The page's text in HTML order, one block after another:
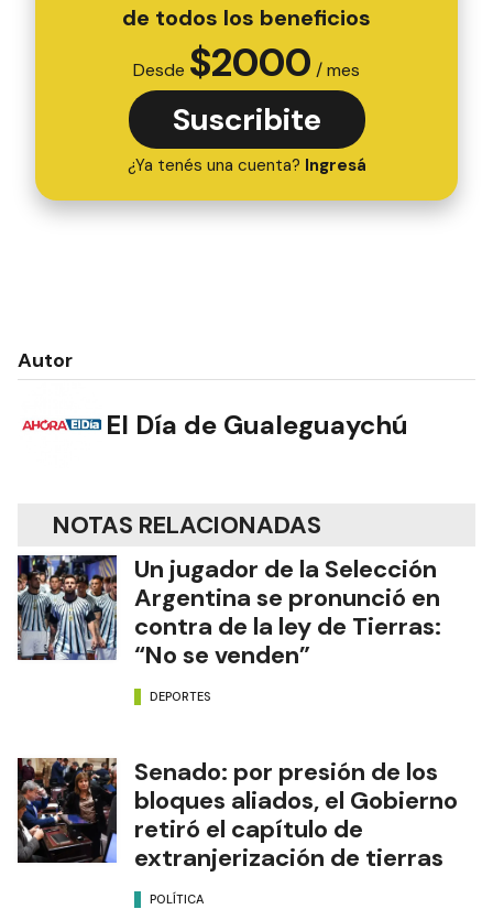
de todos los beneficios
Desde $2000 / mes
Suscribite
¿Ya tenés una cuenta? Ingresá
Autor
El Día de Gualeguaychú
NOTAS RELACIONADAS
Un jugador de la Selección
Argentina se pronunció en
contra de la ley de Tierras:
“No se venden”
DEPORTES
Senado: por presión de los
bloques aliados, el Gobierno
retiró el capítulo de
extranjerización de tierras
POLÍTICA